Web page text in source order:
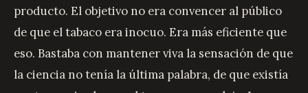
producto. El objetivo no era convencer al público
de que el tabaco era inocuo. Era más eficiente que
eso. Bastaba con mantener viva la sensación de que
la ciencia no tenía la última palabra, de que existía